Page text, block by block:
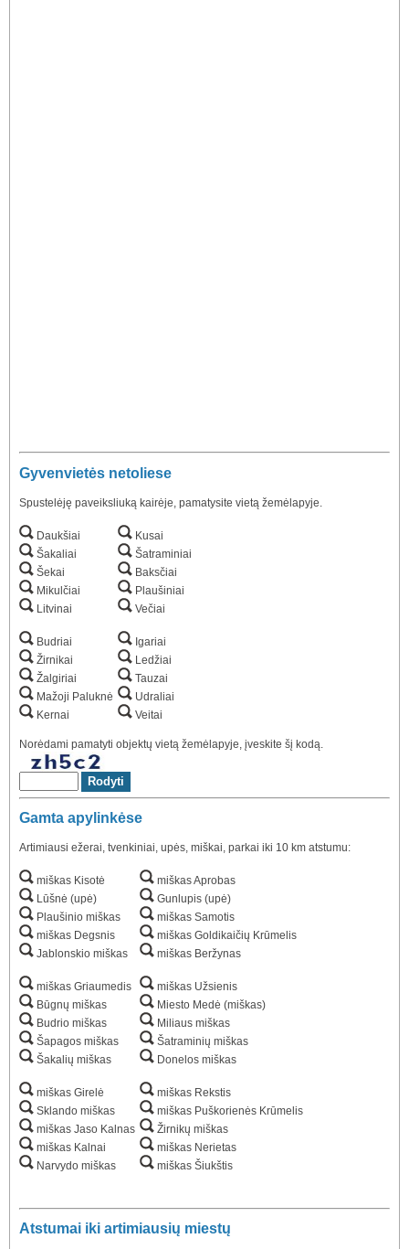
Gyvenvietės netoliese
Spustelėję paveiksliuką kairėje, pamatysite vietą žemėlapyje.
Daukšiai
Šakaliai
Šekai
Mikulčiai
Litvinai
Budriai
Žirnikai
Žalgiriai
Mažoji Paluknė
Kernai
Kusai
Šatraminiai
Baksčiai
Plaušiniai
Večiai
Igariai
Ledžiai
Tauzai
Udraliai
Veitai
Norėdami pamatyti objektų vietą žemėlapyje, įveskite šį kodą.
Gamta apylinkėse
Artimiausi ežerai, tvenkiniai, upės, miškai, parkai iki 10 km atstumu:
miškas Kisotė
Lūšnė (upė)
Plaušinio miškas
miškas Degsnis
Jablonskio miškas
miškas Griaumedis
Būgnų miškas
Budrio miškas
Šapagos miškas
Šakalių miškas
miškas Girelė
Sklando miškas
miškas Jaso Kalnas
miškas Kalnai
Narvydo miškas
miškas Aprobas
Gunlupis (upė)
miškas Samotis
miškas Goldikaičių Krūmelis
miškas Beržynas
miškas Užsienis
Miesto Medė (miškas)
Miliaus miškas
Šatraminių miškas
Donelos miškas
miškas Rekstis
miškas Puškorienės Krūmelis
Žirnikų miškas
miškas Nerietas
miškas Šiukštis
Atstumai iki artimiausių miestų